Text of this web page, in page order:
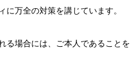
万全の対策を講じています。
る場合には、ご本人であることを